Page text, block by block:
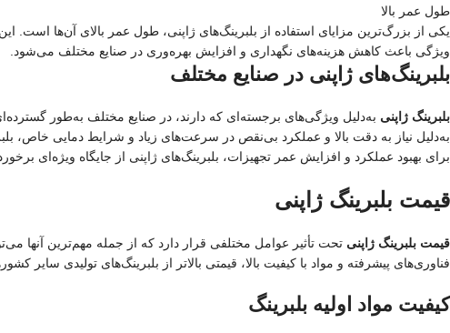
طول عمر بالا
یکی از بزرگ‌ترین مزایای استفاده از بلبرینگ‌های ژاپنی، طول عمر بالای آن‌ها است.
ویژگی باعث کاهش هزینه‌های نگهداری و افزایش بهره‌وری در صنایع مختلف می‌شود.
بلبرینگ‌های ژاپنی در صنایع مختلف
بلبرینگ‌ ژاپنی به‌دلیل ویژگی‌های برجسته‌ای که دارند، در صنایع مختلف به‌طور
به‌دلیل نیاز به دقت بالا و عملکرد بی‌نقص در سرعت‌های زیاد و شرایط دمایی خاص،
برای بهبود عملکرد و افزایش عمر تجهیزات، بلبرینگ‌های ژاپنی از جایگاه ویژه‌ای
قیمت بلبرینگ ژاپنی
قیمت بلبرینگ ژاپنی تحت تأثیر عوامل مختلفی قرار دارد که از جمله مهم‌ترین آنها
فناوری‌های پیشرفته و مواد با کیفیت بالا، قیمتی بالاتر از بلبرینگ‌های تولیدی سایر
کیفیت مواد اولیه بلبرینگ